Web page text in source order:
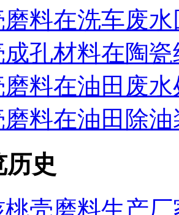
料在洗车废
孔材料在陶
料在油田废
料在油田除
史
壳磨料生产厂